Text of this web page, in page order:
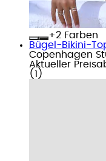
+
Farben
Bügel-Bikini-
Copenhagen
Aktueller Preis
( 1 )